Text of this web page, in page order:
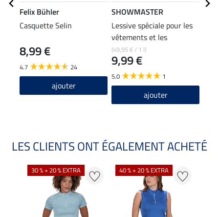
Felix Bühler
Casquette Selin
8,99 €
4.7 24
ajouter
SHOWMASTER
Lessive spéciale pour les
vêtements et les
pantalons d'équitation
(49,95 € / 1 l)
9,99 €
5.0 1
ajouter
LES CLIENTS ONT ÉGALEMENT ACHETÉ
30 % + 20 % EXTRA 40 % + 20 % EXTRA